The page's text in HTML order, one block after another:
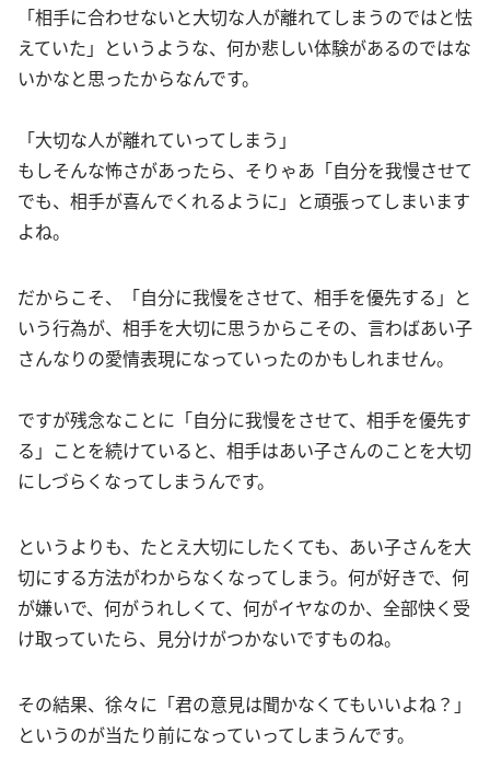
「相手に合わせないと大切な人が離れてしまうのではと怯
えていた」というような、何か悲しい体験があるのではな
いかなと思ったからなんです。
「大切な人が離れていってしまう」
もしそんな怖さがあったら、そりゃあ「自分を我慢させて
でも、相手が喜んでくれるように」と頑張ってしまいます
よね。
だからこそ、「自分に我慢をさせて、相手を優先する」と
いう行為が、相手を大切に思うからこその、言わばあい子
さんなりの愛情表現になっていったのかもしれません。
ですが残念なことに「自分に我慢をさせて、相手を優先す
る」ことを続けていると、相手はあい子さんのことを大切
にしづらくなってしまうんです。
というよりも、たとえ大切にしたくても、あい子さんを大
切にする方法がわからなくなってしまう。何が好きで、何
が嫌いで、何がうれしくて、何がイヤなのか、全部快く受
け取っていたら、見分けがつかないですものね。
その結果、徐々に「君の意見は聞かなくてもいいよね？」
というのが当たり前になっていってしまうんです。